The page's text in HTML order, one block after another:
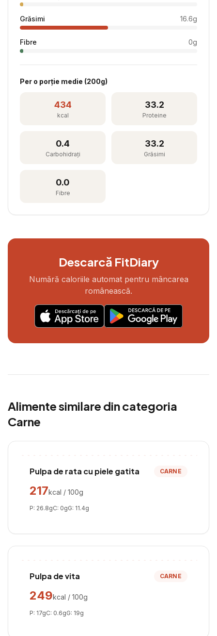
Grăsimi 16.6g
Fibre 0g
Per o porție medie (200g)
434
kcal
33.2
Proteine
0.4
Carbohidrați
33.2
Grăsimi
0.0
Fibre
Descarcă FitDiary
Numără caloriile automat pentru mâncarea
românească.
Alimente similare din categoria
Carne
Pulpa de rata cu piele gatita CARNE
217kcal / 100g
P: 26.8gC: 0gG: 11.4g
Pulpa de vita CARNE
249kcal / 100g
P: 17gC: 0.6gG: 19g